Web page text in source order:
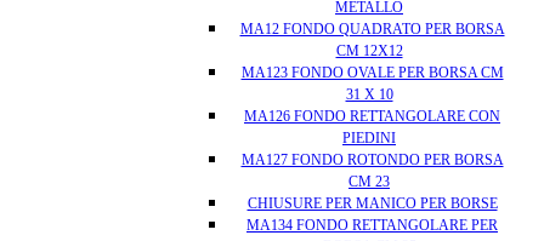
METALLO
MA12 FONDO QUADRATO PER BORSA
CM 12X12
MA123 FONDO OVALE PER BORSA CM
31 X 10
MA126 FONDO RETTANGOLARE CON
PIEDINI
MA127 FONDO ROTONDO PER BORSA
CM 23
CHIUSURE PER MANICO PER BORSE
MA134 FONDO RETTANGOLARE PER